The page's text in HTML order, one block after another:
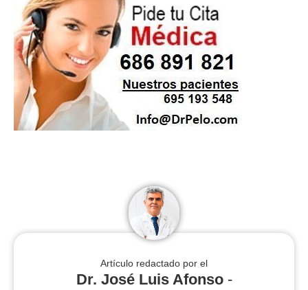
Artículo redactado por el
Dr. José Luis Afonso-